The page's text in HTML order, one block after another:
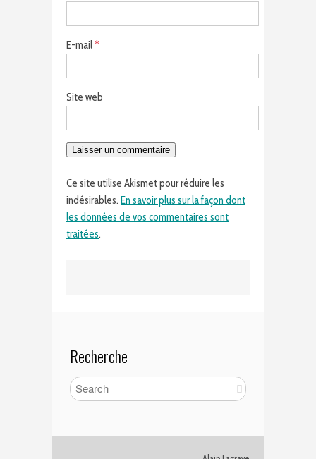
E-mail*
Site web
Ce site utilise Akismet pour réduire les
indésirables. En savoir plus sur la façon dont
les données de vos commentaires sont
traitées.
Recherche